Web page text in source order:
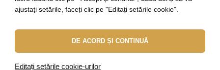
salut@elbeza.ro
Internetový obchododBlueweb s.r.o.
ajustați setările, faceți clic pe "Editați setările cookie".
DE ACORD ȘI CONTINUĂ
Editați setările cookie-urilor